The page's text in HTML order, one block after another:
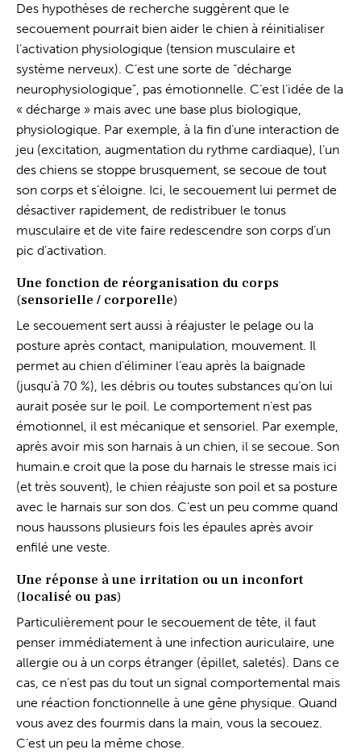
Des hypothèses de recherche suggèrent que le
secouement pourrait bien aider le chien à réinitialiser
l’activation physiologique (tension musculaire et
système nerveux). C’est une sorte de “décharge
neurophysiologique”, pas émotionnelle. C’est l’idée de la
« décharge » mais avec une base plus biologique,
physiologique. Par exemple, à la fin d’une interaction de
jeu (excitation, augmentation du rythme cardiaque), l’un
des chiens se stoppe brusquement, se secoue de tout
son corps et s’éloigne. Ici, le secouement lui permet de
désactiver rapidement, de redistribuer le tonus
musculaire et de vite faire redescendre son corps d’un
pic d’activation.
Une fonction de réorganisation du corps
(sensorielle / corporelle)
Le secouement sert aussi à réajuster le pelage ou la
posture après contact, manipulation, mouvement. Il
permet au chien d’éliminer l’eau après la baignade
(jusqu’à 70 %), les débris ou toutes substances qu’on lui
aurait posée sur le poil. Le comportement n’est pas
émotionnel, il est mécanique et sensoriel. Par exemple,
après avoir mis son harnais à un chien, il se secoue. Son
humain.e croit que la pose du harnais le stresse mais ici
(et très souvent), le chien réajuste son poil et sa posture
avec le harnais sur son dos. C’est un peu comme quand
nous haussons plusieurs fois les épaules après avoir
enfilé une veste.
Une réponse à une irritation ou un inconfort
(localisé ou pas)
Particulièrement pour le secouement de tête, il faut
penser immédiatement à une infection auriculaire, une
allergie ou à un corps étranger (épillet, saletés). Dans ce
cas, ce n’est pas du tout un signal comportemental mais
une réaction fonctionnelle à une gêne physique. Quand
vous avez des fourmis dans la main, vous la secouez.
C’est un peu la même chose.